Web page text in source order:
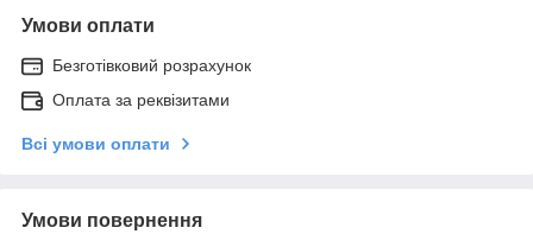
Умови оплати
Безготівковий розрахунок
Оплата за реквізитами
Всі умови оплати
Умови повернення